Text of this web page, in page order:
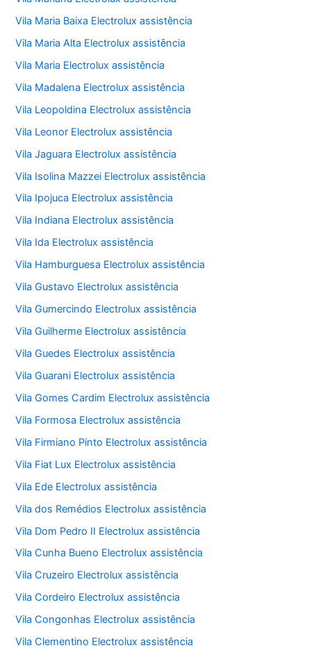
Vila Maria Baixa Electrolux assistência
Vila Maria Alta Electrolux assistência
Vila Maria Electrolux assistência
Vila Madalena Electrolux assistência
Vila Leopoldina Electrolux assistência
Vila Leonor Electrolux assistência
Vila Jaguara Electrolux assistência
Vila Isolina Mazzei Electrolux assistência
Vila Ipojuca Electrolux assistência
Vila Indiana Electrolux assistência
Vila Ida Electrolux assistência
Vila Hamburguesa Electrolux assistência
Vila Gustavo Electrolux assistência
Vila Gumercindo Electrolux assistência
Vila Guilherme Electrolux assistência
Vila Guedes Electrolux assistência
Vila Guarani Electrolux assistência
Vila Gomes Cardim Electrolux assistência
Vila Formosa Electrolux assistência
Vila Firmiano Pinto Electrolux assistência
Vila Fiat Lux Electrolux assistência
Vila Ede Electrolux assistência
Vila dos Remédios Electrolux assistência
Vila Dom Pedro II Electrolux assistência
Vila Cunha Bueno Electrolux assistência
Vila Cruzeiro Electrolux assistência
Vila Cordeiro Electrolux assistência
Vila Congonhas Electrolux assistência
Vila Clementino Electrolux assistência